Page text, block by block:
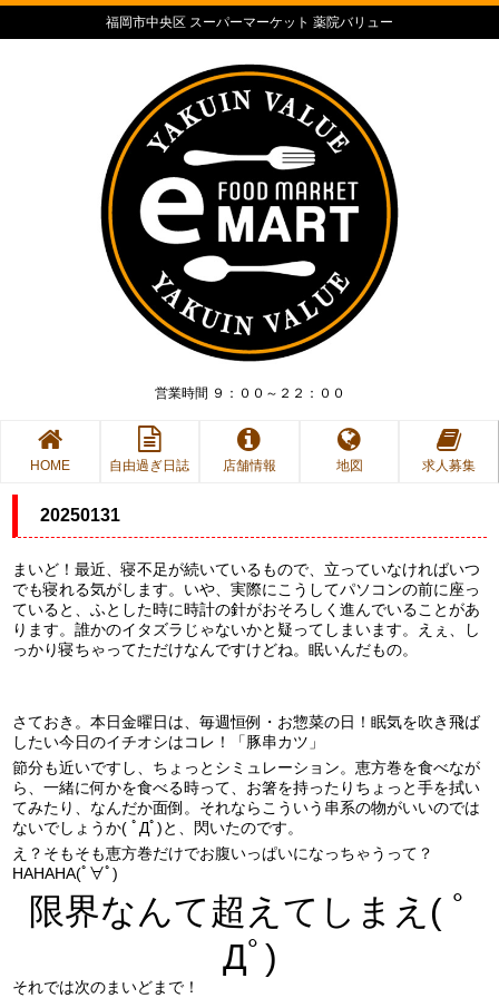
福岡市中央区 スーパーマーケット 薬院バリュー
営業時間 ９：００～２２：００
HOME 自由過ぎ日誌 店舗情報 地図 求人募集
20250131
まいど！最近、寝不足が続いているもので、立っていなければいつ
でも寝れる気がします。いや、実際にこうしてパソコンの前に座っ
ていると、ふとした時に時計の針がおそろしく進んでいることがあ
ります。誰かのイタズラじゃないかと疑ってしまいます。えぇ、し
っかり寝ちゃってただけなんですけどね。眠いんだもの。
さておき。本日金曜日は、毎週恒例・お惣菜の日！眠気を吹き飛ば
したい今日のイチオシはコレ！「豚串カツ」
節分も近いですし、ちょっとシミュレーション。恵方巻を食べなが
ら、一緒に何かを食べる時って、お箸を持ったりちょっと手を拭い
てみたり、なんだか面倒。それならこういう串系の物がいいのでは
ないでしょうか( ﾟДﾟ)と、閃いたのです。
え？そもそも恵方巻だけでお腹いっぱいになっちゃうって？
HAHAHA(ﾟ∀ﾟ)
限界なんて超えてしまえ( ﾟ
Дﾟ)
それでは次のまいどまで！